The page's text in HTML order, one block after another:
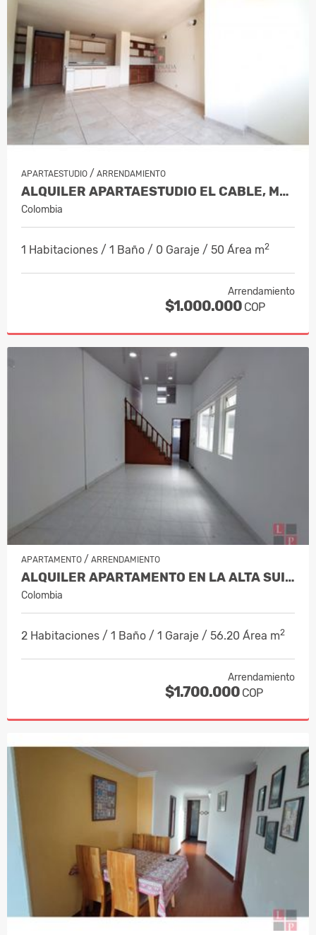
APARTAESTUDIO / ARRENDAMIENTO
ALQUILER APARTAESTUDIO EL CABLE, MANI…
Colombia
1 Habitaciones / 1 Baño / 0 Garaje / 50 Área m2
Arrendamiento
$1.000.000 COP
APARTAMENTO / ARRENDAMIENTO
ALQUILER APARTAMENTO EN LA ALTA SUIZA,…
Colombia
2 Habitaciones / 1 Baño / 1 Garaje / 56.20 Área m2
Arrendamiento
$1.700.000 COP